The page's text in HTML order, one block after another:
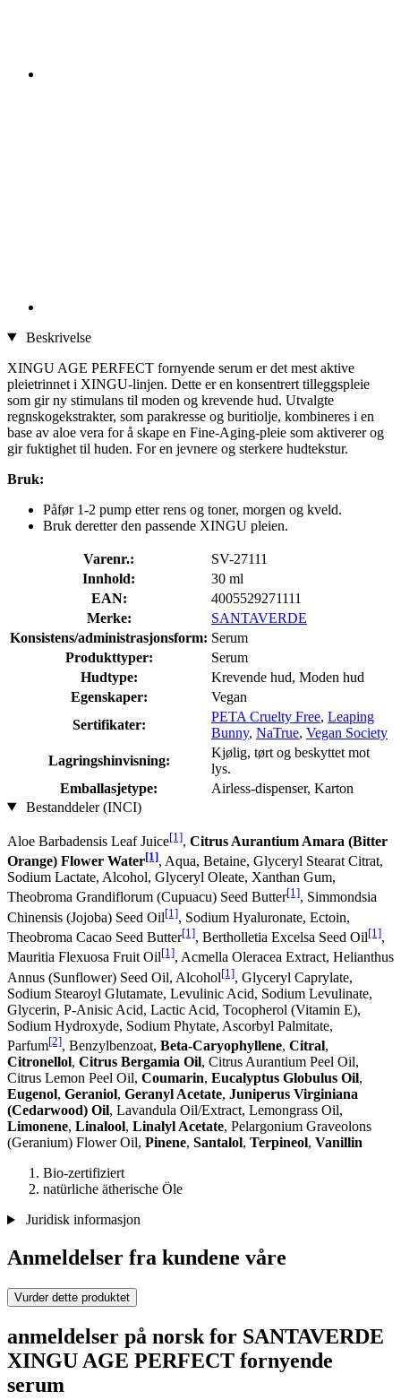
Beskrivelse
XINGU AGE PERFECT fornyende serum er det mest aktive
pleietrinnet i XINGU-linjen. Dette er en konsentrert tilleggspleie
som gir ny stimulans til moden og krevende hud. Utvalgte
regnskogekstrakter, som parakresse og buritiolje, kombineres i en
base av aloe vera for å skape en Fine-Aging-pleie som aktiverer og
gir fuktighet til huden. For en jevnere og sterkere hudtekstur.
Bruk:
Påfør 1-2 pump etter rens og toner, morgen og kveld.
Bruk deretter den passende XINGU pleien.
Varenr.:
SV-27111
Innhold:
30 ml
EAN:
4005529271111
Merke:
SANTAVERDE
Konsistens/administrasjonsform: Serum
Produkttyper:
Serum
Hudtype:
Krevende hud, Moden hud
Egenskaper:
Vegan
Sertifikater:
PETA Cruelty Free, Leaping
Bunny, NaTrue, Vegan Society
Lagringshinvisning:
Kjølig, tørt og beskyttet mot
lys.
Emballasjetype:
Airless-dispenser, Karton
Bestanddeler (INCI)
Aloe Barbadensis Leaf Juice[1], Citrus Aurantium Amara (Bitter
Orange) Flower Water[1], Aqua, Betaine, Glyceryl Stearat Citrat,
Sodium Lactate, Alcohol, Glyceryl Oleate, Xanthan Gum,
Theobroma Grandiflorum (Cupuacu) Seed Butter[1], Simmondsia
Chinensis (Jojoba) Seed Oil[1], Sodium Hyaluronate, Ectoin,
Theobroma Cacao Seed Butter[1], Bertholletia Excelsa Seed Oil[1],
Mauritia Flexuosa Fruit Oil[1], Acmella Oleracea Extract, Helianthus
Annus (Sunflower) Seed Oil, Alcohol[1], Glyceryl Caprylate,
Sodium Stearoyl Glutamate, Levulinic Acid, Sodium Levulinate,
Glycerin, P-Anisic Acid, Lactic Acid, Tocopherol (Vitamin E),
Sodium Hydroxyde, Sodium Phytate, Ascorbyl Palmitate,
Parfum[2], Benzylbenzoat, Beta-Caryophyllene, Citral,
Citronellol, Citrus Bergamia Oil, Citrus Aurantium Peel Oil,
Citrus Lemon Peel Oil, Coumarin, Eucalyptus Globulus Oil,
Eugenol, Geraniol, Geranyl Acetate, Juniperus Virginiana
(Cedarwood) Oil, Lavandula Oil/Extract, Lemongrass Oil,
Limonene, Linalool, Linalyl Acetate, Pelargonium Graveolons
(Geranium) Flower Oil, Pinene, Santalol, Terpineol, Vanillin
Bio-zertifiziert
natürliche ätherische Öle
Juridisk informasjon
Anmeldelser fra kundene våre
Vurder dette produktet
anmeldelser på norsk for SANTAVERDE
XINGU AGE PERFECT fornyende
serum